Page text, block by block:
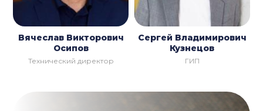
Вячеслав Викторович
Осипов
Технический директор
Сергей Владимирович
Кузнецов
ГИП